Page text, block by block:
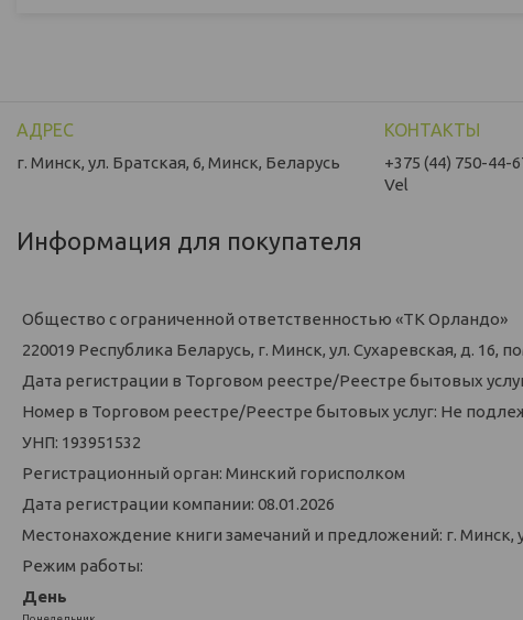
г. Минск, ул. Братская, 6, Минск, Беларусь
+375 (44) 750-44-
Vel
Информация для покупателя
Общество с ограниченной ответственностью «ТК Орландо»
220019 Республика Беларусь, г. Минск, ул. Сухаревская, д. 16,
Дата регистрации в Торговом реестре/Реестре бытовых
Номер в Торговом реестре/Реестре бытовых услуг: Не
УНП: 193951532
Регистрационный орган: Минский горисполком
Дата регистрации компании: 08.01.2026
Местонахождение книги замечаний и предложений: г. Минск,
Режим работы:
День